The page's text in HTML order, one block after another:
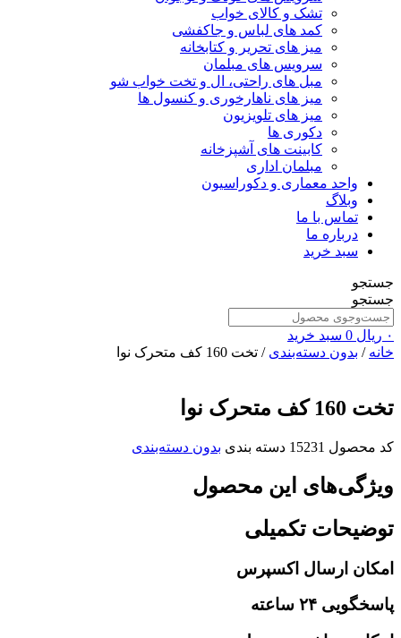
تشک و کالای خواب
کمد های لباس و جاکفشی
میز های تحریر و کتابخانه
سرویس های مبلمان
مبل های راحتی، ال و تخت خواب شو
میز های ناهارخوری و کنسول ها
میز های تلویزیون
دکوری ها
کابینت های آشپزخانه
مبلمان اداری
واحد معماری و دکوراسیون
وبلاگ
تماس با ما
درباره ما
سبد خرید
جستجو
جستجو
۰ ریال 0 سبد خرید
خانه / بدون دسته‌بندی / تخت 160 کف متحرک نوا
تخت 160 کف متحرک نوا
کد محصول 15231 دسته بندی بدون دسته‌بندی
ویژگی‌های این محصول
توضیحات تکمیلی
امکان ارسال اکسپرس
پاسخگویی ۲۴ ساعته